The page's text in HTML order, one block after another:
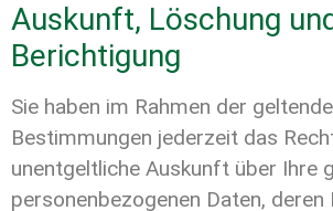
Auskunft, Löschung
Berichtigung
Sie haben im Rahmen der
Bestimmungen jederzeit das
unentgeltliche Auskunft über Ihre
personenbezogenen Daten,